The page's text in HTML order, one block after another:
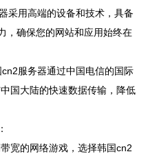
采用高端的设备和技术，具备
，确保您的网站和应用始终在
服务器通过中国电信的国际
国大陆的快速数据传输，降低
宽的网络游戏，选择韩国cn2